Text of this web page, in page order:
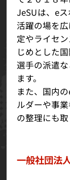
JeSUは、e
活躍の場を
定やライセ
じめとした
選手の派遣
ます。
また、国内
ルダーや事
の整理にも取
一般社団法